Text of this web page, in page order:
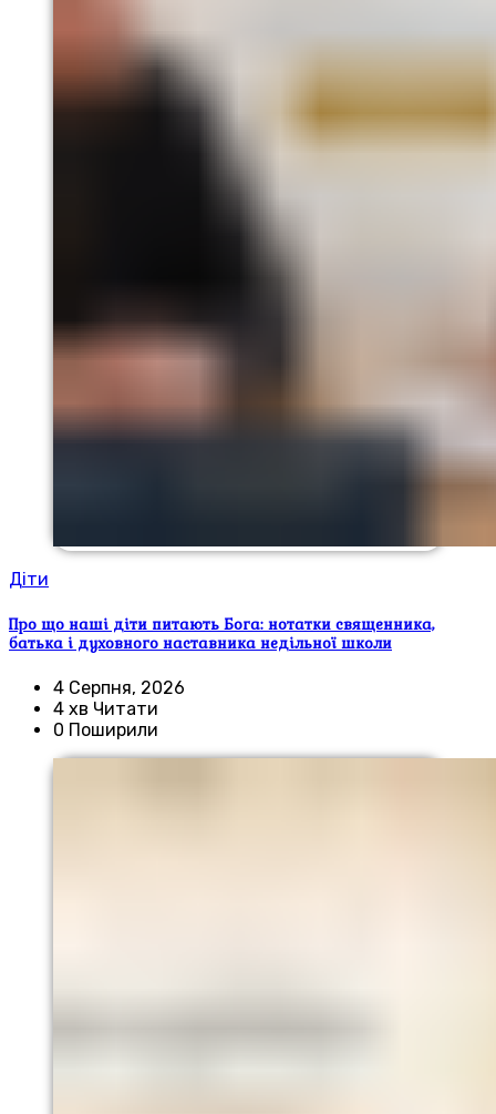
Діти
Про що наші діти питають Бога: нотатки священника,
батька і духовного наставника недільної школи
4 Серпня, 2026
4 хв Читати
0 Поширили